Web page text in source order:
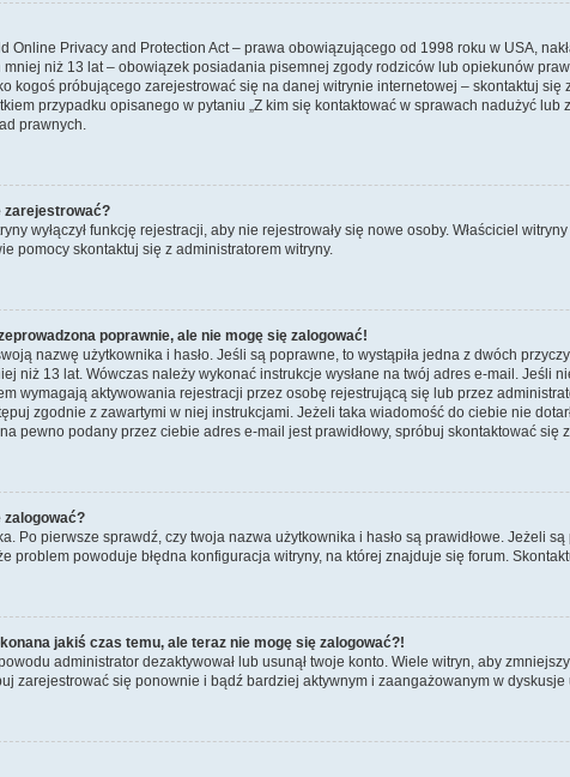
Online Privacy and Protection Act – prawa obowiązującego od 1998 roku w USA,
mniej niż 13 lat – obowiązek posiadania pisemnej zgody rodziców lub opiekunów
kogoś próbującego zarejestrować się na danej witrynie internetowej – skontaktuj
przypadku opisanego w pytaniu „Z kim się kontaktować w sprawach nadużyć
prawnych.
zarejestrować?
wyłączył funkcję rejestracji, aby nie rejestrowały się nowe osoby. Właściciel
pomocy skontaktuj się z administratorem witryny.
poprawnie, ale nie mogę się zalogować!
nazwę użytkownika i hasło. Jeśli są poprawne, to wystąpiła jedna z dwóch
niż 13 lat. Wówczas należy wykonać instrukcje wysłane na twój adres e-mail. Jeśli
wymagają aktywowania rejestracji przez osobę rejestrującą się lub przez
zgodnie z zawartymi w niej instrukcjami. Jeżeli taka wiadomość do ciebie nie
pewno podany przez ciebie adres e-mail jest prawidłowy, spróbuj skontaktować się
zalogować?
Po pierwsze sprawdź, czy twoja nazwa użytkownika i hasło są prawidłowe. Jeżeli
problem powoduje błędna konfiguracja witryny, na której znajduje się forum.
jakiś czas temu, ale teraz nie mogę się zalogować?!
administrator dezaktywował lub usunął twoje konto. Wiele witryn, aby
zarejestrować się ponownie i bądź bardziej aktywnym i zaangażowanym w dyskusje